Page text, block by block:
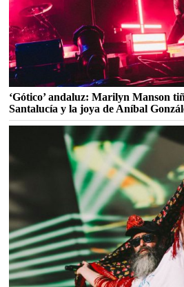
‘Gótico’ andaluz: Marilyn Manson
Santalucía y la joya de Aníbal